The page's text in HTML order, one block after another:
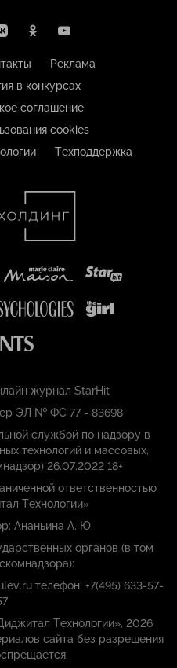
Реклама
в конкурсах
соглашение
cookies
Техподдержка
журнал StarHit
ЭЛ № ФС 77 - 83698
службой по надзору в
технологий и массовых,
26.07.2022 18+
ответственностью
Технологии»
Ананьина А. Ю.
органов (в том
телефон: +7(495) 633-57-
Технологии», 2026.
сайта без разрешения